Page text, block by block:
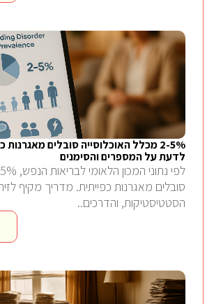
2-5% מכלל האוכלוסייה סובלים
לדעת על המספרים והסימנים
סובלים מאגרנות כפייתית. מדריך מקיף
הסטטיסטיקות, והדרכים..